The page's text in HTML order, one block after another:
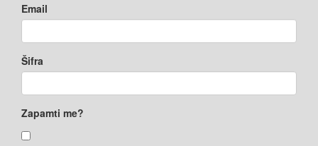
Email
Šifra
Zapamti me?